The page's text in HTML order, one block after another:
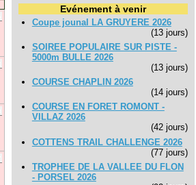
Evénement à venir
Coupe jounal LA GRUYERE 2026
(13 jours)
SOIREE POPULAIRE SUR PISTE -
5000m BULLE 2026
(13 jours)
COURSE CHAPLIN 2026
(14 jours)
COURSE EN FORET ROMONT -
VILLAZ 2026
(42 jours)
COTTENS TRAIL CHALLENGE 2026
(77 jours)
TROPHEE DE LA VALLEE DU FLON
- PORSEL 2026